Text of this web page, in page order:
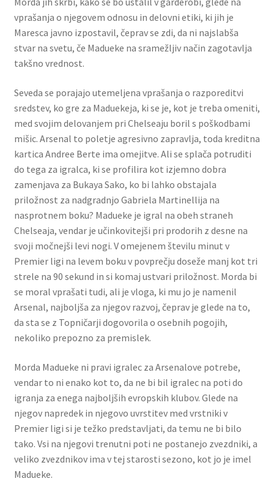
vprašanja o njegovem odnosu in delovni etiki, ki jih je
Maresca javno izpostavil, čeprav se zdi, da ni najslabša
stvar na svetu, če Madueke na sramežljiv način zagotavlja
takšno vrednost.
Seveda se porajajo utemeljena vprašanja o razporeditvi
sredstev, ko gre za Maduekeja, ki se je, kot je treba omeniti,
med svojim delovanjem pri Chelseaju boril s poškodbami
mišic. Arsenal to poletje agresivno zapravlja, toda kreditna
kartica Andree Berte ima omejitve. Ali se splača potruditi
do tega za igralca, ki se profilira kot izjemno dobra
zamenjava za Bukaya Sako, ko bi lahko obstajala
priložnost za nadgradnjo Gabriela Martinellija na
nasprotnem boku? Madueke je igral na obeh straneh
Chelseaja, vendar je učinkovitejši pri prodorih z desne na
svoji močnejši levi nogi. V omejenem številu minut v
Premier ligi na levem boku v povprečju doseže manj kot tri
strele na 90 sekund in si komaj ustvari priložnost. Morda bi
se moral vprašati tudi, ali je vloga, ki mu jo je namenil
Arsenal, najboljša za njegov razvoj, čeprav je glede na to,
da sta se z Topničarji dogovorila o osebnih pogojih,
nekoliko prepozno za premislek.
Morda Madueke ni pravi igralec za Arsenalove potrebe,
vendar to ni enako kot to, da ne bi bil igralec na poti do
igranja za enega najboljših evropskih klubov. Glede na
njegov napredek in njegovo uvrstitev med vrstniki v
Premier ligi si je težko predstavljati, da temu ne bi bilo
tako. Vsi na njegovi trenutni poti ne postanejo zvezdniki, a
veliko zvezdnikov ima v tej starosti sezono, kot jo je imel
Madueke.